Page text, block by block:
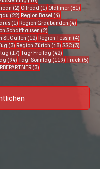
(2) 2 Beiträge
Offroad (1) 1 Beitrag
Oldtimer (81)
(22) 22 Beiträge
Region Basel (4)
(1) 1 Beitrag
Region Graubünden (4)4 Beiträge
Schaffhausen (2)
St. Gallen (12) 12 Beiträge
Region Tessin (4) 4
(3) 3 Beiträge
Region Zürich (18) 18 Beiträge
SSC (3) 3
(17) 17 Beiträge
Tag: Freitag (42)
(94) 94 Beiträge
Tag: Sonntag (119) 119 Beiträge
Truck (5)
Beiträge (3)